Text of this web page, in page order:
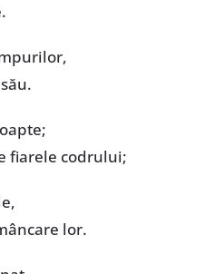
fiarele codrului;
lor.